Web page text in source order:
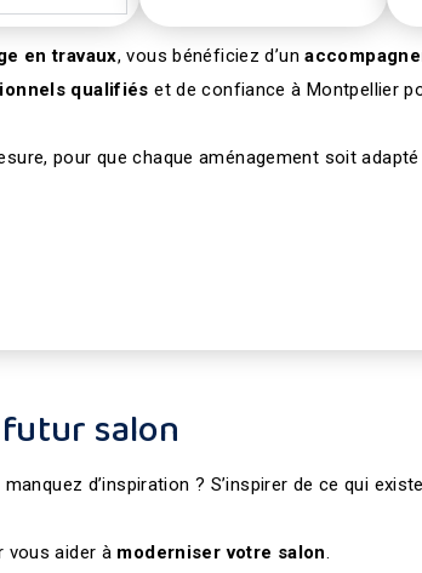
en travaux, vous bénéficiez d’un
qualifiés et de confiance à Montpellier
pour que chaque aménagement soit adapté
salon
d’inspiration ? S’inspirer de ce qui
vous aider à moderniser votre salon.